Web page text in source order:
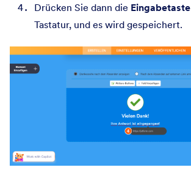
Drücken Sie dann die Eingabetaste
Tastatur, und es wird gespeichert.